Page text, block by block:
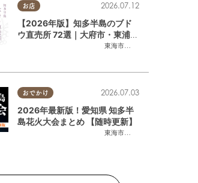
お店
東海市
,大府市
2026.07.12
【2026年版】知多半島のブド
ウ直売所 72選｜大府市・東浦町
ほかエリア別に一挙紹介
おでかけ
東海市
,大府市
2026.07.03
2026年最新版！愛知県 知多半
島花火大会まとめ 【随時更新】